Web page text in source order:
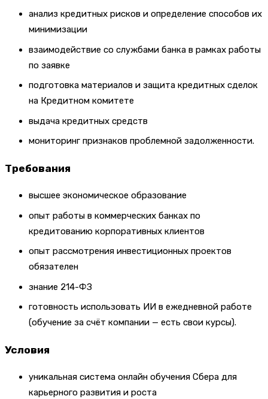
анализ кредитных рисков и определение способов их
минимизации
взаимодействие со службами банка в рамках работы
по заявке
подготовка материалов и защита кредитных сделок
на Кредитном комитете
выдача кредитных средств
мониторинг признаков проблемной задолженности.
Требования
высшее экономическое образование
опыт работы в коммерческих банках по
кредитованию корпоративных клиентов
опыт рассмотрения инвестиционных проектов
обязателен
знание 214-ФЗ
готовность использовать ИИ в ежедневной работе
(обучение за счёт компании — есть свои курсы).
Условия
уникальная система онлайн обучения Сбера для
карьерного развития и роста